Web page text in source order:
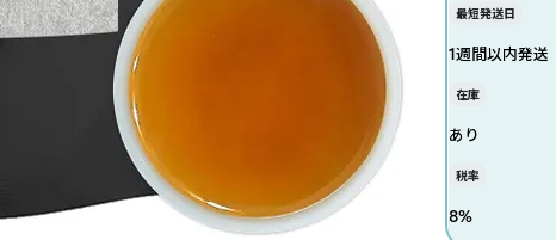
最短発送日
1週間以内発送
在庫
あり
税率
8%